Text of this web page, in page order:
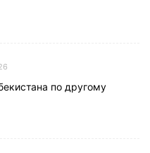
по другому